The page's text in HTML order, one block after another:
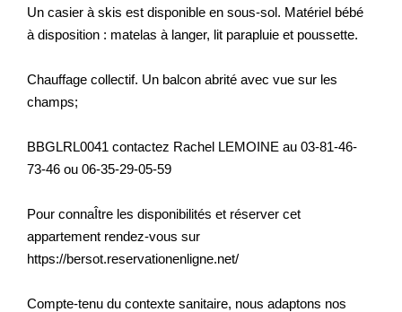
Un casier à skis est disponible en sous-sol. Matériel bébé
à disposition : matelas à langer, lit parapluie et poussette.
Chauffage collectif. Un balcon abrité avec vue sur les
champs;
BBGLRL0041 contactez Rachel LEMOINE au 03-81-46-
73-46 ou 06-35-29-05-59
Pour connaÎtre les disponibilités et réserver cet
appartement rendez-vous sur
https://bersot.reservationenligne.net/
Compte-tenu du contexte sanitaire, nous adaptons nos